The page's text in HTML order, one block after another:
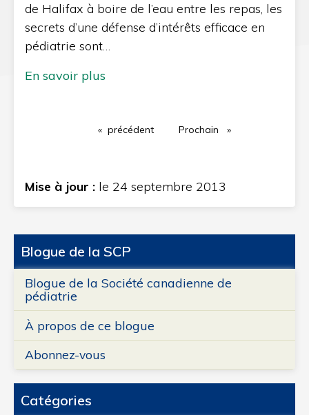
de Halifax à boire de l’eau entre les repas, les
secrets d’une défense d’intérêts efficace en
pédiatrie sont…
En savoir plus
précédent pageProchain page
Mise à jour : le 24 septembre 2013
Blogue de la SCP
Blogue de la Société canadienne de
pédiatrie
À propos de ce blogue
Abonnez-vous
Catégories